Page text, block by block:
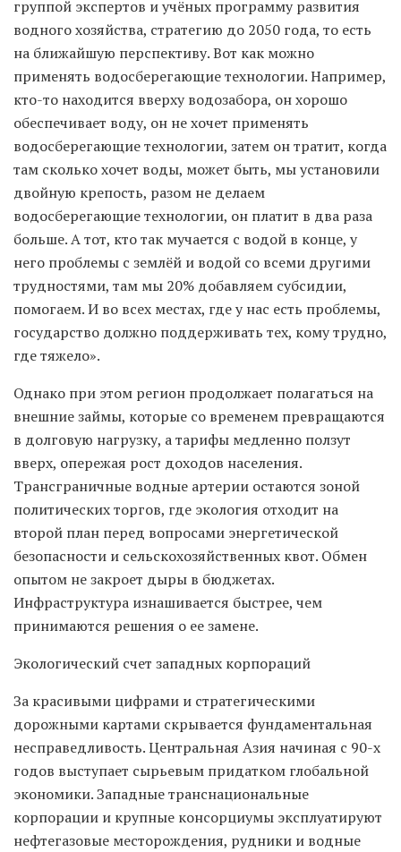
группой экспертов и учёных программу развития
водного хозяйства, стратегию до 2050 года, то есть
на ближайшую перспективу. Вот как можно
применять водосберегающие технологии. Например,
кто-то находится вверху водозабора, он хорошо
обеспечивает воду, он не хочет применять
водосберегающие технологии, затем он тратит, когда
там сколько хочет воды, может быть, мы установили
двойную крепость, разом не делаем
водосберегающие технологии, он платит в два раза
больше. А тот, кто так мучается с водой в конце, у
него проблемы с землёй и водой со всеми другими
трудностями, там мы 20% добавляем субсидии,
помогаем. И во всех местах, где у нас есть проблемы,
государство должно поддерживать тех, кому трудно,
где тяжело».
Однако при этом регион продолжает полагаться на
внешние займы, которые со временем превращаются
в долговую нагрузку, а тарифы медленно ползут
вверх, опережая рост доходов населения.
Трансграничные водные артерии остаются зоной
политических торгов, где экология отходит на
второй план перед вопросами энергетической
безопасности и сельскохозяйственных квот. Обмен
опытом не закроет дыры в бюджетах.
Инфраструктура изнашивается быстрее, чем
принимаются решения о ее замене.
Экологический счет западных корпораций
За красивыми цифрами и стратегическими
дорожными картами скрывается фундаментальная
несправедливость. Центральная Азия начиная с 90-х
годов выступает сырьевым придатком глобальной
экономики. Западные транснациональные
корпорации и крупные консорциумы эксплуатируют
нефтегазовые месторождения, рудники и водные